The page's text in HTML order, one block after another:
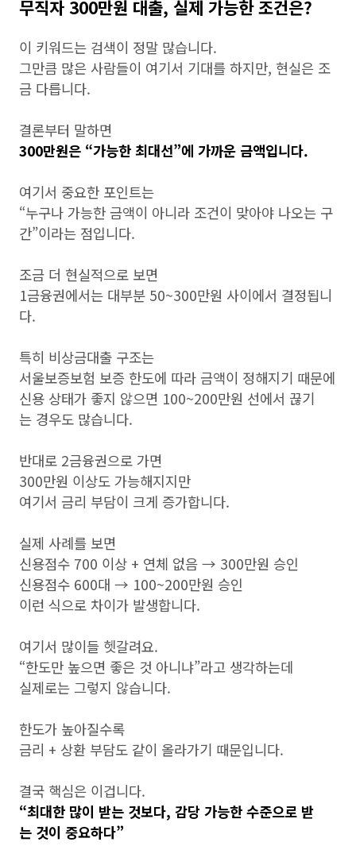
무직자 300만원 대출, 실제 가능한 조건은?
이 키워드는 검색이 정말 많습니다.
그만큼 많은 사람들이 여기서 기대를 하지만, 현실은 조
금 다릅니다.
결론부터 말하면
300만원은 “가능한 최대선”에 가까운 금액입니다.
여기서 중요한 포인트는
“누구나 가능한 금액이 아니라 조건이 맞아야 나오는 구
간”이라는 점입니다.
조금 더 현실적으로 보면
1금융권에서는 대부분 50~300만원 사이에서 결정됩니
다.
특히 비상금대출 구조는
서울보증보험 보증 한도에 따라 금액이 정해지기 때문에
신용 상태가 좋지 않으면 100~200만원 선에서 끊기
는 경우도 많습니다.
반대로 2금융권으로 가면
300만원 이상도 가능해지지만
여기서 금리 부담이 크게 증가합니다.
실제 사례를 보면
신용점수 700 이상 + 연체 없음 → 300만원 승인
신용점수 600대 → 100~200만원 승인
이런 식으로 차이가 발생합니다.
여기서 많이들 헷갈려요.
“한도만 높으면 좋은 것 아니냐”라고 생각하는데
실제로는 그렇지 않습니다.
한도가 높아질수록
금리 + 상환 부담도 같이 올라가기 때문입니다.
결국 핵심은 이겁니다.
“최대한 많이 받는 것보다, 감당 가능한 수준으로 받
는 것이 중요하다”